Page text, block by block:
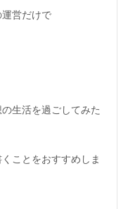
営だけで
生活を過ごしてみた
ことをおすすめしま